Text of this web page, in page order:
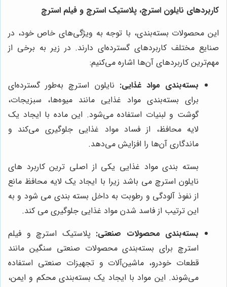
کاربردهای نایلون استرچ، پلاستیک استرچ و فیلم استرچ
این محصولات بسته‌بندی، با توجه به ویژگی‌های خاص خود، در
صنایع مختلف کاربردهای گسترده‌ای دارند. در زیر به برخی از
مهم‌ترین کاربردهای آن‌ها اشاره می‌کنیم:
بسته‌بندی مواد غذایی: نایلون استرچ به‌طور گسترده‌ای
برای بسته‌بندی مواد غذایی مانند میوه‌ها، سبزیجات،
گوشت و لبنیات استفاده می‌شود. این ماده با ایجاد یک
لایه محافظ، از فساد مواد غذایی جلوگیری می‌کند و
ماندگاری آن‌ها را افزایش می‌دهد.
بسته بندی مواد غذایی یکی از اصلی ترین کاربرد های
نایلون استرچ می باشد زیرا با ایجاد یک لایه محافظ مانع
از نفوذ آلودگی و رطوبت به داخل بسته بندی می شود و به
این ترتیب از فاسد شدن مواد غذایی جلوگیری می کند.
بسته‌بندی محصولات صنعتی: پلاستیک استرچ و فیلم
استرچ برای بسته‌بندی محصولات صنعتی سنگین مانند
قطعات خودرو، ماشین‌آلات و تجهیزات صنعتی استفاده
می‌شوند. این مواد با ایجاد یک بسته‌بندی محکم و ایمن،